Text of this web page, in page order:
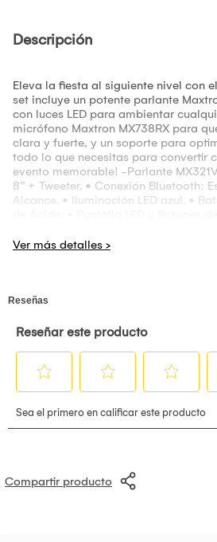
Descripción
Eleva la fiesta al siguiente nivel con
set incluye un potente parlante
con luces LED para ambientar
micrófono Maxtron MX738RX para
clara y fuerte, y un soporte para
todo lo que necesitas para convertir
evento memorable! -Parlante
8” + Tweeter. • Conexión Bluetooth:
Alcance. • Iluminación LED azul. •
Conexión de Carga: Entrada DC 12V.
Función Micrófono Animadores. •
Conexión Batería de Carro. • Perilla
del Micrófono. • Perilla para
micrófono • Incluye: Micrófono
Cable Aux. 3,5 mm para fuentes
Laptop, PC, TV, DVD y Otros Equipos
Dimensiones: 26 cm x 20 cm x 39.5
15.000KHz. • Rango de Sensibilidad:
Dinámico: 105dB. • Receptor
Compartir producto